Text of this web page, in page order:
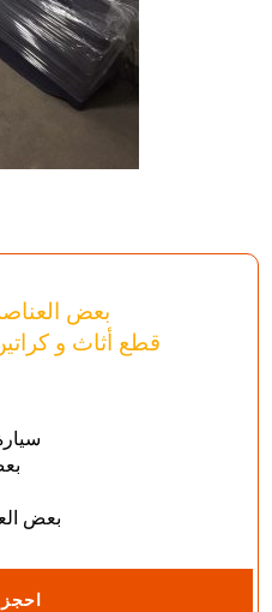
بعض
قطع أثاث و
سيارة 1
بعض
احجز